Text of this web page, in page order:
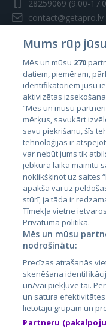
28259069 (9:00-
contact@getapro.lv
Страны
Эстония
Латвия
Литва
City24.lv
City24.ee
GetaPro.lv
GetaPro.ee
Skelbiu.lt
Autoplius.lt
Mums rūp
Mēs un mūsu 270
datiem, piemēram,
identifikatoriem jūsu
aktivizētas
“Mēs un mūsu
mērķus, savukārt
savu piekrišanu, šīs
tehnoloģijas ir
var nebūt jums tik
jebkurā laikā mainītu
noklikšķinot uz saites
apakšā vai uz
stūrī, ja tāda ir
Tīmekļa vietne
Privātuma politikā.
Mēs un mūsu
nodrošinātu:
Precīzas atrašanās
skenēšana
un/vai piekļuve tai.
un satura
lietotāju grupām un
Partneru